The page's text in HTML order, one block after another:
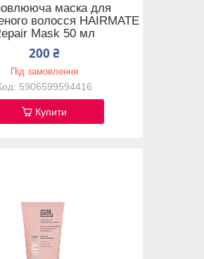
маска для
волосся HAIRMATE
Mask 50 мл
200 ₴
Під замовлення
5906599594416
Купити